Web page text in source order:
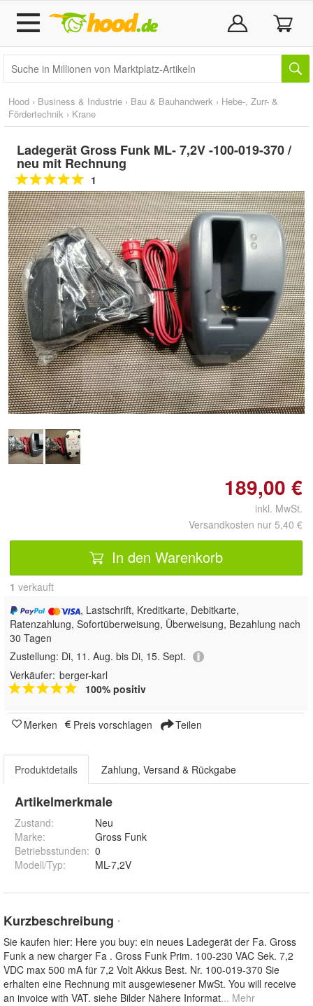
Hood › Business & Industrie › Bau & Bauhandwerk › Hebe-, Zurr- &
Fördertechnik › Krane
Ladegerät Gross Funk ML- 7,2V -100-019-370 /
neu mit Rechnung
1
Doppelt antippen zum
vergrößern
189,00 €
inkl. MwSt.
Versandkosten nur 5,40 €
In den Warenkorb
1 verkauft
, Lastschrift, Kreditkarte, Debitkarte,
Ratenzahlung, Sofortüberweisung, Überweisung, Bezahlung nach
30 Tagen
Zustellung: Di, 11. Aug. bis Di, 15. Sept.
Verkäufer: berger-karl
100% positiv
Merken Preis vorschlagen Teilen
Produktdetails Zahlung, Versand & Rückgabe
Artikelmerkmale
Zustand:
Neu
Marke:
Gross Funk
Betriebsstunden: 0
Modell/Typ: ML-7,2V
Kurzbeschreibung *
Sie kaufen hier: Here you buy: ein neues Ladegerät der Fa. Gross
Funk a new charger Fa . Gross Funk Prim. 100-230 VAC Sek. 7,2
VDC max 500 mA für 7,2 Volt Akkus Best. Nr. 100-019-370 Sie
erhalten eine Rechnung mit ausgewiesener MwSt. You will receive
an invoice with VAT. siehe Bilder Nähere Informat... Mehr